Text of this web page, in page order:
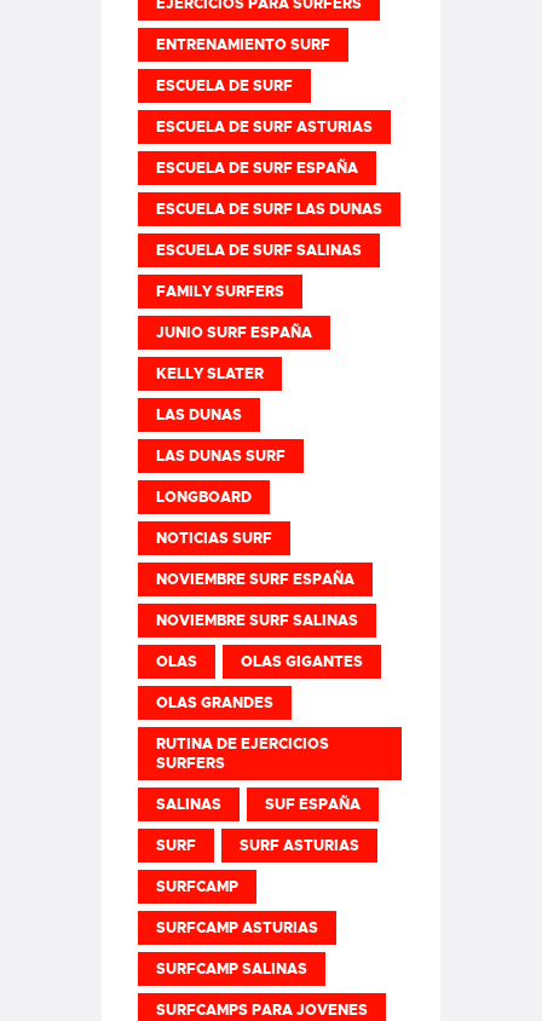
ENTRENAMIENTO SURF
ESCUELA DE SURF
ESCUELA DE SURF ASTURIAS
ESCUELA DE SURF ESPAÑA
ESCUELA DE SURF LAS DUNAS
ESCUELA DE SURF SALINAS
FAMILY SURFERS
JUNIO SURF ESPAÑA
KELLY SLATER
LAS DUNAS
LAS DUNAS SURF
LONGBOARD
NOTICIAS SURF
NOVIEMBRE SURF ESPAÑA
NOVIEMBRE SURF SALINAS
OLAS OLAS GIGANTES
OLAS GRANDES
RUTINA DE EJERCICIOS
SURFERS
SALINAS SUF ESPAÑA
SURF SURF ASTURIAS
SURFCAMP
SURFCAMP ASTURIAS
SURFCAMP SALINAS
SURFCAMPS PARA JOVENES